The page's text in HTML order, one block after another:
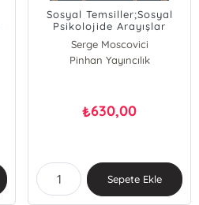
Sosyal Temsiller;Sosyal
Psikolojide Arayışlar
Serge Moscovici
Pinhan Yayıncılık
₺630,00
Sepete Ekle